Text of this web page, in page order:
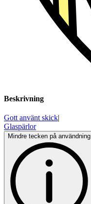
Beskrivning
Gott använt skick|
Glaspärlor
Mindre tecken på användning